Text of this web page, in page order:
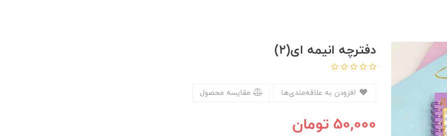
دفترچه انیمه ای(۲)
مقایسه محصول
50,000 تومان